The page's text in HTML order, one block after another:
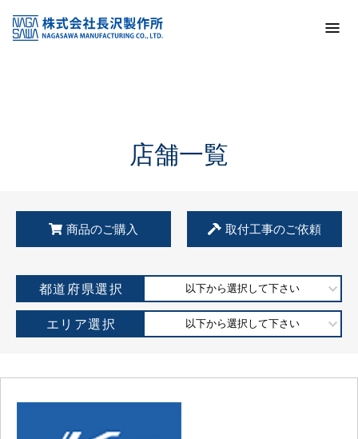
KSS加盟店・取扱店情報
店舗一覧
店舗一覧
商品のご購入 取付工事のご依頼
都道府県選択 以下から選択して下さい
エリア選択 以下から選択して下さい